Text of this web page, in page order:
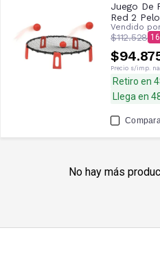
Juego De
Red 2
Vendido
$112.528 16
Precio s/imp.
Retiro en
Llega en
No hay más